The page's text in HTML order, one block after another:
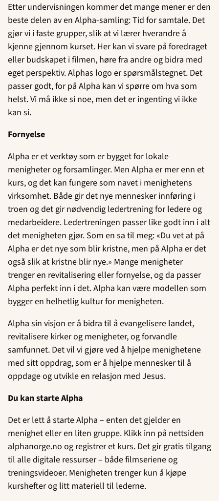
Etter undervisningen kommer det mange mener er den
beste delen av en Alpha-samling: Tid for samtale. Det
gjør vi i faste grupper, slik at vi lærer hverandre å
kjenne gjennom kurset. Her kan vi svare på foredraget
eller budskapet i filmen, høre fra andre og bidra med
eget perspektiv. Alphas logo er spørsmålstegnet. Det
passer godt, for på Alpha kan vi spørre om hva som
helst. Vi må ikke si noe, men det er ingenting vi ikke
kan si.
Fornyelse
Alpha er et verktøy som er bygget for lokale
menigheter og forsamlinger. Men Alpha er mer enn et
kurs, og det kan fungere som navet i menighetens
virksomhet. Både gir det nye mennesker innføring i
troen og det gir nødvendig ledertrening for ledere og
medarbeidere. Ledertreningen passer like godt inn i alt
det menigheten gjør. Som en sa til meg: «Du vet at på
Alpha er det nye som blir kristne, men på Alpha er det
også slik at kristne blir nye.» Mange menigheter
trenger en revitalisering eller fornyelse, og da passer
Alpha perfekt inn i det. Alpha kan være modellen som
bygger en helhetlig kultur for menigheten.
Alpha sin visjon er å bidra til å evangelisere landet,
revitalisere kirker og menigheter, og forvandle
samfunnet. Det vil vi gjøre ved å hjelpe menighetene
med sitt oppdrag, som er å hjelpe mennesker til å
oppdage og utvikle en relasjon med Jesus.
Du kan starte Alpha
Det er lett å starte Alpha – enten det gjelder en
menighet eller en liten gruppe. Klikk inn på nettsiden
alphanorge.no og registrer et kurs. Det gir gratis tilgang
til alle digitale ressurser – både filmseriene og
treningsvideoer. Menigheten trenger kun å kjøpe
kurshefter og litt materiell til lederne.